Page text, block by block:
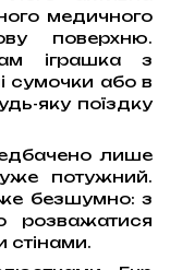
медичного
поверхню.
іграшка з
сумочки або в
яку поїздку
лише
потужний.
безшумно: з
стінами.